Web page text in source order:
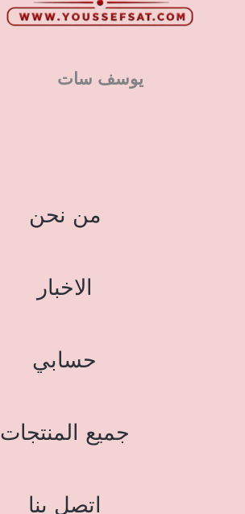
يوسف سات
من نحن
الاخبار
حسابي
جميع المنتجات
اتصل بنا